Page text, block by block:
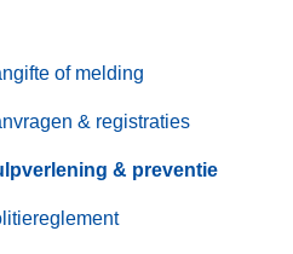
of melding
& registraties
& preventie